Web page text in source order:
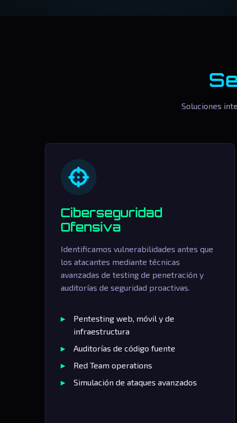
Soluciones
Ciberseguridad
Ofensiva
Identificamos vulnerabilidades antes que
los atacantes mediante técnicas
avanzadas de testing de penetración y
auditorías de seguridad proactivas.
Pentesting web, móvil y de
infraestructura
Auditorías de código fuente
Red Team operations
Simulación de ataques avanzados